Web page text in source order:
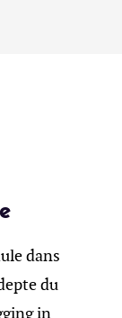
dans
du
in